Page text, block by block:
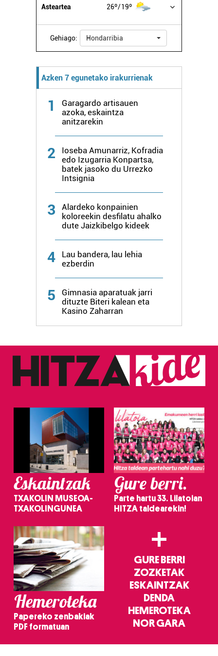
Asteartea 26º 19º
Gehiago: Hondarribia
Azken 7 egunetako irakurrienak
1
Garagardo artisauen
azoka, eskaintza
anitzarekin
2
Ioseba Amunarriz, Kofradia
edo Izugarria Konpartsa,
batek jasoko du Urrezko
Intsignia
3
Alardeko konpainien
koloreekin desfilatu ahalko
dute Jaizkibelgo kideek
4
Lau bandera, lau lehia
ezberdin
5
Gimnasia aparatuak jarri
dituzte Biteri kalean eta
Kasino Zaharran
Eskaintzak
TXAKOLIN MUSEOA-
TXAKOLINGUNEA
Gure berri.
Parte hartu 33. Lilatoian
HITZA taldearekin!
Hemeroteka
Papereko zenbakiak
PDF formatuan
+
GURE BERRI
ZOZKETAK
ESKAINTZAK
DENDA
HEMEROTEKA
NOR GARA